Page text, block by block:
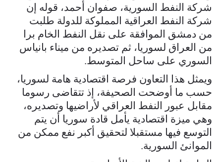
شركة النفط السورية، صفوان أحمد، قوله إن
شركة النفط العراقية المملوكة للدولة طلبت
من دمشق الموافقة على نقل النفط الخام برا
من العراق لسوريا، ثم تصديره من ميناء بانياس
السوري على ساحل المتوسط.
ويمثل هذا التعاون فرصة اقتصادية هامة لسوريا،
حسب ما أوضحت الصحيفة، إذ تتقاضى رسوما
مقابل عبور النفط العراقي لأراضيها وتصديره،
وهي ميزة اقتصادية يأمل قادة سوريا أن يتم
التوسع فيها مستقبلا لتحقيق أكبر نفع ممكن من
الموانئ السورية.